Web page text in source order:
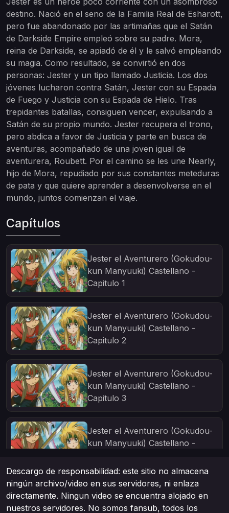
destino. Nació en el seno de la Familia Real de Esharott,
pero fue abandonado por las artimañas que el Satán
de Darkside Empire empleó sobre su padre. Mora,
reina de Darkside, se apiadó de él y le salvó empleando
su magia. Como resultado, se convirtió en dos
personas: Jester y un tipo llamado Justicia. Los dos
jóvenes lucharon contra Satán, Jester con su Espada
de Fuego y Justicia con su Espada de Hielo. Tras
trepidantes batallas, consiguen vencer, expulsando a
Satán de su propio mundo. Jester recupera el trono,
pero abdica a favor de Justicia y parte en busca de
aventuras, acompañado de una joven igual de
aventurera, Roubett. Por el camino se les une Nearly,
hijo de Mora, repudiado por sus constantes meteduras
de pata y que quiere aprender a desenvolverse en el
mundo, juntos comienzan el viaje.
Capítulos
Jester el Aventurero (Gokudou-
kun Manyuuki) Castellano -
Capitulo 1
Jester el Aventurero (Gokudou-
kun Manyuuki) Castellano -
Capitulo 2
Jester el Aventurero (Gokudou-
kun Manyuuki) Castellano -
Capitulo 3
Jester el Aventurero (Gokudou-
kun Manyuuki) Castellano -
Jester el Aventurero (Gokudou-
kun Manyuuki) Castellano -
Descargo de responsabilidad: este sitio no almacena
ningún archivo/video en sus servidores, ni enlaza
directamente. Ningun video se encuentra alojado en
nuestros servidores. No somos fansub, todos los